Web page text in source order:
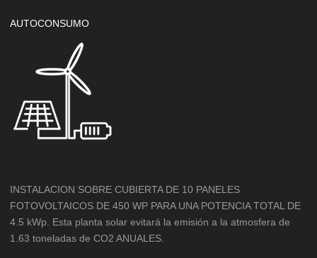
AUTOCONSUMO
INSTALACION SOBRE CUBIERTA DE 10 PANELES
FOTOVOLTAICOS DE 450 WP PARA UNA POTENCIA TOTAL DE
4.5 kWp. Esta planta solar evitará la emisión a la atmosfera de
1.63 toneladas de CO2 ANUALES.